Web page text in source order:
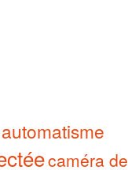
automatisme
caméra de